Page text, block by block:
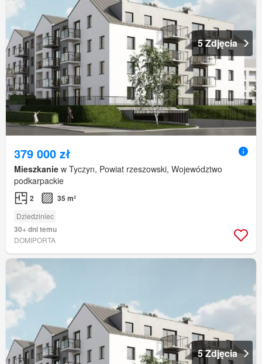
5 Zdjęcia
379 000 zł
Mieszkanie w Tyczyn, Powiat rzeszowski, Województwo
podkarpackie
2 35 m²
Dziedziniec
30+ dni temu
DOMIPORTA
5 Zdjęcia